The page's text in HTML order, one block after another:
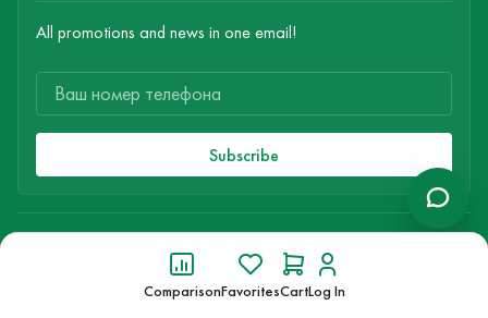
ComparisonFavoritesCartLog In
All promotions and news in one email!
Subscribe
All rights reserved